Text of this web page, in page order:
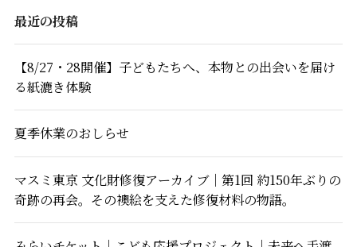
最近の投稿
【8/27・28開催】子どもたちへ、本物との出会いを届け
る紙漉き体験
夏季休業のおしらせ
マスミ東京 文化財修復アーカイブ｜第1回 約150年ぶりの
奇跡の再会。その襖絵を支えた修復材料の物語。